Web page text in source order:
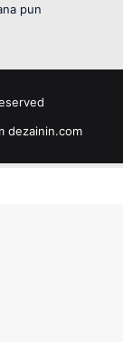
pun
dezainin.com